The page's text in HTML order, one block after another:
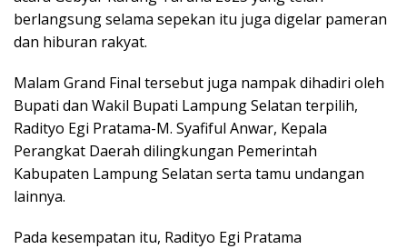
berlangsung selama sepekan itu juga digelar pameran
dan hiburan rakyat.
Malam Grand Final tersebut juga nampak dihadiri oleh
Bupati dan Wakil Bupati Lampung Selatan terpilih,
Radityo Egi Pratama-M. Syafiful Anwar, Kepala
Perangkat Daerah dilingkungan Pemerintah
Kabupaten Lampung Selatan serta tamu undangan
lainnya.
Pada kesempatan itu, Radityo Egi Pratama